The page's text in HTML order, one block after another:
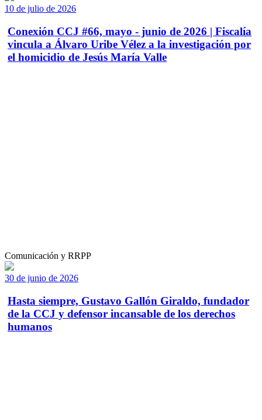
10 de julio de 2026
Conexión CCJ #66, mayo - junio de 2026 | Fiscalía
vincula a Álvaro Uribe Vélez a la investigación por
el homicidio de Jesús María Valle
Comunicación y RRPP
30 de junio de 2026
Hasta siempre, Gustavo Gallón Giraldo, fundador
de la CCJ y defensor incansable de los derechos
humanos